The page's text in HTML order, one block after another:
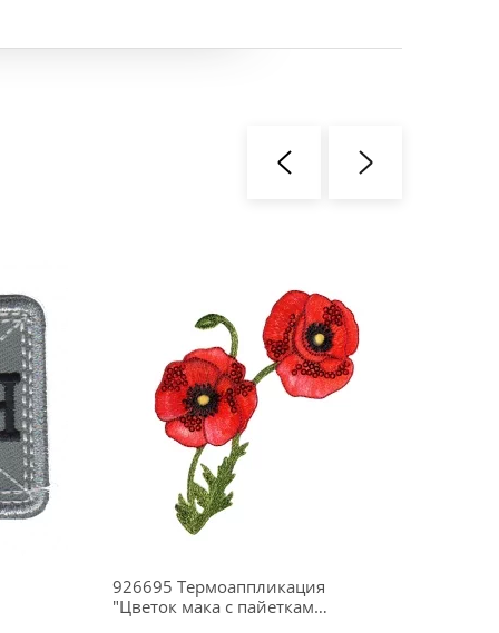
926695 Термоаппликация
"Цветок мака с пайетками"